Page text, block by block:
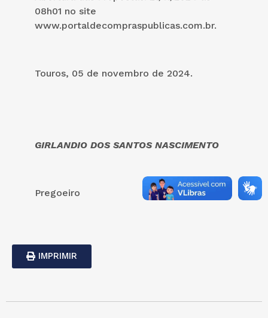
08h01 no site
www.portaldecompraspublicas.com.br.
Touros, 05 de novembro de 2024.
GIRLANDIO DOS SANTOS NASCIMENTO
Pregoeiro
IMPRIMIR